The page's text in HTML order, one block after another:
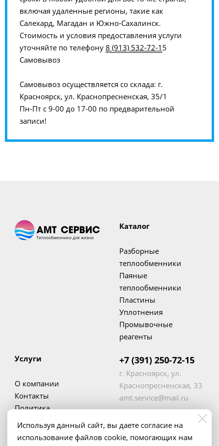
включая удаленные регионы, такие как
Салехард, Магадан и Южно-Сахалинск.
Стоимость и условия предоставления услуги
уточняйте по телефону 8 (913) 532-72-1 5
Самовывоз
Самовывоз осуществляется со склада: г.
Красноярск, ул. Краснопресненская, 35/1
Пн-Пт с 9-00 до 17-00 по предварительной
записи!
Используя данный сайт, вы даете согласие на
использование файлов cookie, помогающих нам
Каталог
Разборные
теплообменники
Паяные
теплообменники
Пластины
Уплотнения
Промывочные
реагенты
Услуги
О компании
Контакты
Политика
конфиденциальности
+7 (391) 250-72-15
г. Красноярск, ул.
Краснопресненская, 33
amt.service@mail.ru